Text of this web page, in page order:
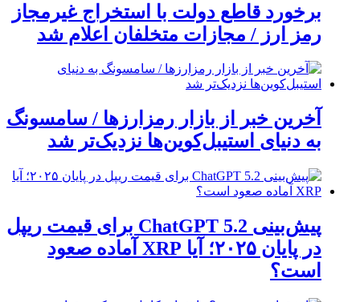
برخورد قاطع دولت با استخراج غیرمجاز
رمز ارز / مجازات متخلفان اعلام شد
آخرین خبر از بازار رمزارزها / سامسونگ
به دنیای استیبل‌کوین‌ها نزدیک‌تر شد
پیش‌بینی ChatGPT 5.2 برای قیمت ریپل
در پایان ۲۰۲۵؛ آیا XRP آماده صعود
است؟